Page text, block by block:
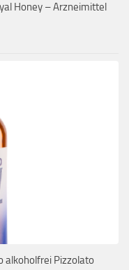
Honey – Arzneimittel
alkoholfrei Pizzolato